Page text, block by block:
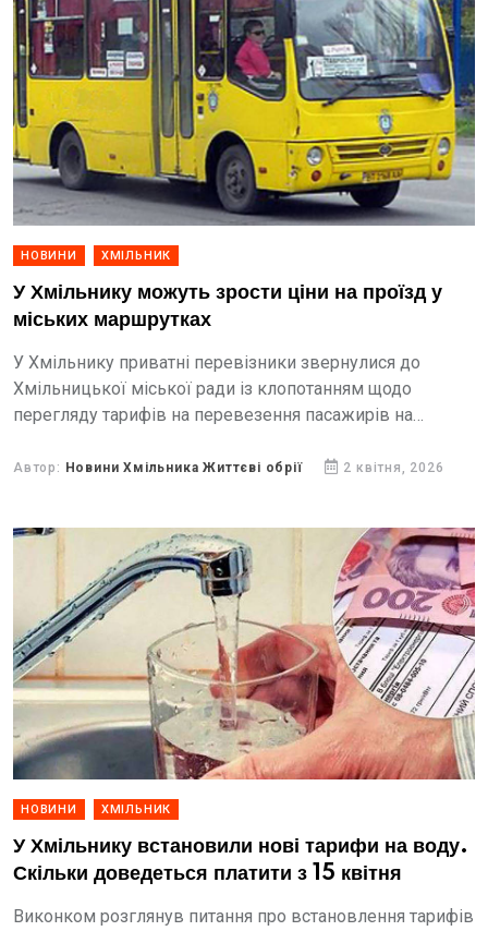
НОВИНИ ХМІЛЬНИК
У Хмільнику можуть зрости ціни на проїзд у
міських маршрутках
У Хмільнику приватні перевізники звернулися до
Хмільницької міської ради із клопотанням щодо
перегляду тарифів на перевезення пасажирів на
користування. Йдеться про встановлення вартості
Автор: Новини Хмільника Життєві обрії 2 квітня, 2026
НОВИНИ ХМІЛЬНИК
У Хмільнику встановили нові тарифи на воду.
Скільки доведеться платити з 15 квітня
Виконком розглянув питання про встановлення тарифів